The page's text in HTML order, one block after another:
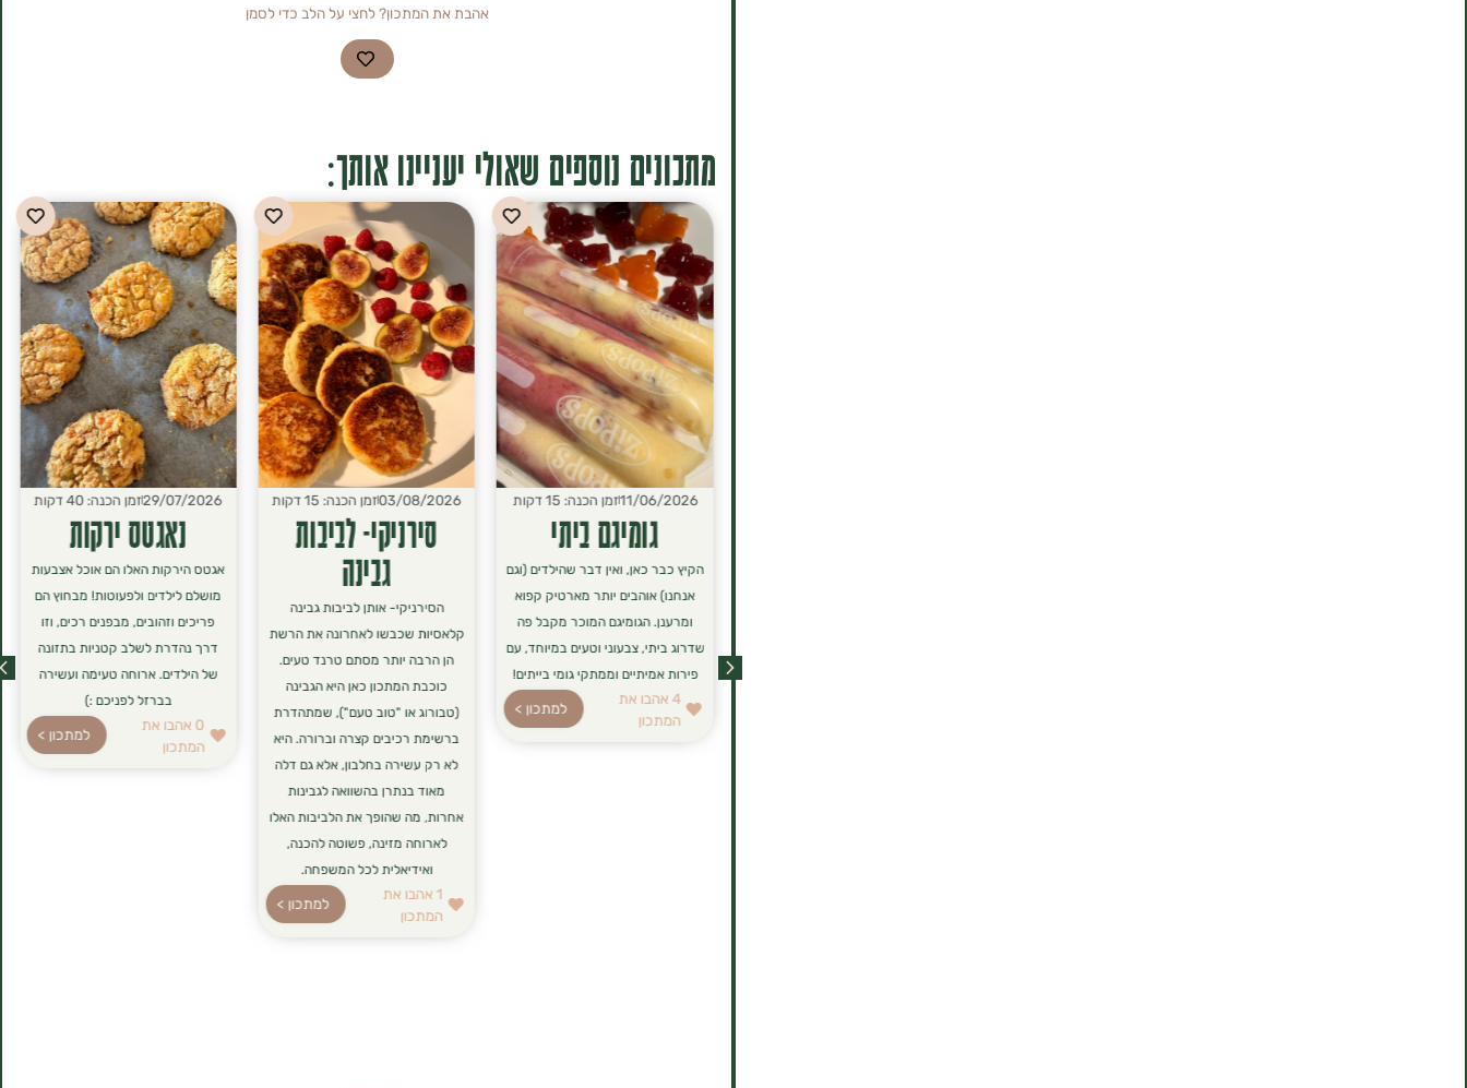
אהבת את המתכון? לחצי על הלב כדי לסמן
מתכונים נוספים שאולי יעניינו אותך:
11/06/2026זמן הכנה: 15 דקות
גומיגם ביתי
הקיץ כבר כאן, ואין דבר שהילדים (וגם
אנחנו) אוהבים יותר מארטיק קפוא
ומרענן. הגומיגם המוכר מקבל פה
שדרוג ביתי, צבעוני וטעים במיוחד, עם
פירות אמיתיים וממתקי גומי בייתים!
4אהבו את
המתכון
למתכון >
03/08/2026זמן הכנה: 15 דקות
סירניקי- לביבות
גבינה
הסירניקי- אותן לביבות גבינה
קלאסיות שכבשו לאחרונה את הרשת
הן הרבה יותר מסתם טרנד טעים.
כוכבת המתכון כאן היא הגבינה
(טבורוג או "טוב טעם"), שמתהדרת
ברשימת רכיבים קצרה וברורה. היא
לא רק עשירה בחלבון, אלא גם דלה
מאוד בנתרן בהשוואה לגבינות
אחרות, מה שהופך את הלביבות האלו
לארוחה מזינה, פשוטה להכנה,
ואידיאלית לכל המשפחה.
1 אהבו את
המתכון
למתכון >
29/07/2026זמן הכנה: 40 דקות
נאגטס ירקות
אגטס הירקות האלו הם אוכל אצבעות
מושלם לילדים ולפעוטות! מבחוץ הם
פריכים וזהובים, מבפנים רכים, וזו
דרך נהדרת לשלב קטניות בתזונה
של הילדים. ארוחה טעימה ועשירה
בברזל לפניכם :)
0 אהבו את
המתכון
למתכון >